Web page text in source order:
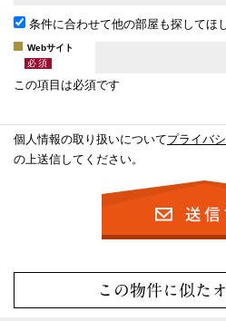
条件に合わせて他の部屋も探してほ
Webサイト
この項目は必須です
個人情報の取り扱いについてプライバ
の上送信してください。
この物件に似た